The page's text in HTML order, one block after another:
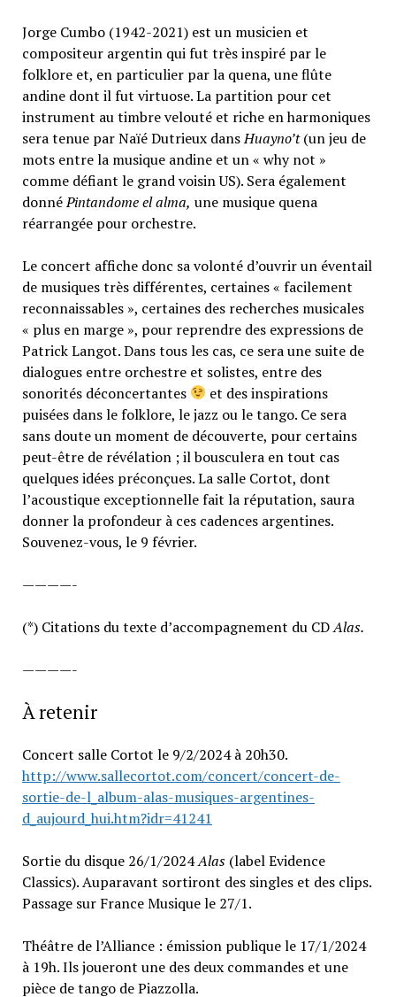
Jorge Cumbo (1942-2021) est un musicien et
compositeur argentin qui fut très inspiré par le
folklore et, en particulier par la quena, une flûte
andine dont il fut virtuose. La partition pour cet
instrument au timbre velouté et riche en harmoniques
sera tenue par Naïé Dutrieux dansHuayno’t(un jeu de
mots entre la musique andine et un « why not »
comme défiant le grand voisin US). Sera également
donnéPintandome el alma, une musique quena
réarrangée pour orchestre.
Le concert affiche donc sa volonté d’ouvrir un éventail
de musiques très différentes, certaines « facilement
reconnaissables », certaines des recherches musicales
« plus en marge », pour reprendre des expressions de
Patrick Langot. Dans tous les cas, ce sera une suite de
dialogues entre orchestre et solistes, entre des
sonorités déconcertantes
et des inspirations
puisées dans le folklore, le jazz ou le tango. Ce sera
sans doute un moment de découverte, pour certains
peut-être de révélation ; il bousculera en tout cas
quelques idées préconçues. La salle Cortot, dont
l’acoustique exceptionnelle fait la réputation, saura
donner la profondeur à ces cadences argentines.
Souvenez-vous, le 9 février.
————-
(*) Citations du texte d’accompagnement du CDAlas.
————-
À retenir
Concert salle Cortot le 9/2/2024 à 20h30.
http://www.sallecortot.com/concert/concert-de-
sortie-de-l_album-alas-musiques-argentines-
d_aujourd_hui.htm?idr=41241
Sortie du disque 26/1/2024Alas(label Evidence
Classics). Auparavant sortiront des singles et des clips.
Passage sur France Musique le 27/1.
Théâtre de l’Alliance : émission publique le 17/1/2024
à 19h. Ils joueront une des deux commandes et une
pièce de tango de Piazzolla.